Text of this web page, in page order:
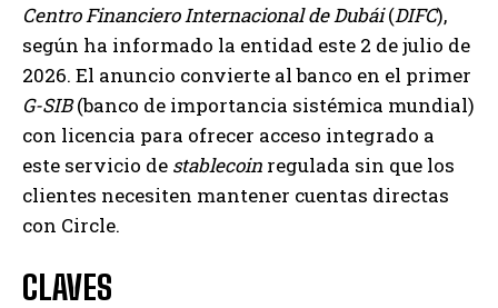
Centro Financiero Internacional de Dubái(DIFC),
según ha informado la entidad este 2 de julio de
2026. El anuncio convierte al banco en el primer
G-SIB(banco de importancia sistémica mundial)
con licencia para ofrecer acceso integrado a
este servicio de stablecoin regulada sin que los
clientes necesiten mantener cuentas directas
con Circle.
CLAVES